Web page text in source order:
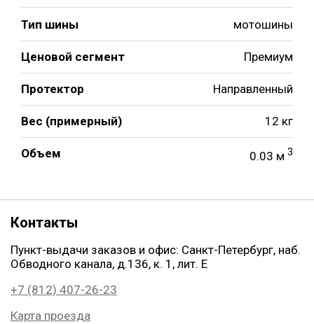
Тип шины мотошины
Ценовой сегмент Премиум
Протектор Направленный
Вес (примерный) 12 кг
Объем 0.03 м 3
Контакты
Пункт-выдачи заказов и офис: Санкт-Петербург, наб.
Обводного канала, д.136, к. 1, лит. Е
+7 (812) 407-26-23
Карта проезда